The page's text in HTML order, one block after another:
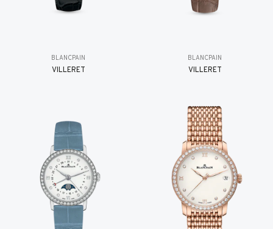
BLANCPAIN
VILLERET
BLANCPAIN
VILLERET